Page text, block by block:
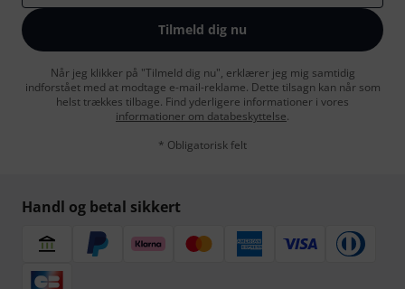
Tilmeld dig nu
Når jeg klikker på "Tilmeld dig nu", erklærer jeg mig samtidig
indforstået med at modtage e-mail-reklame. Dette tilsagn kan når som
helst trækkes tilbage. Find yderligere informationer i vores
informationer om databeskyttelse.
* Obligatorisk felt
Handl og betal sikkert